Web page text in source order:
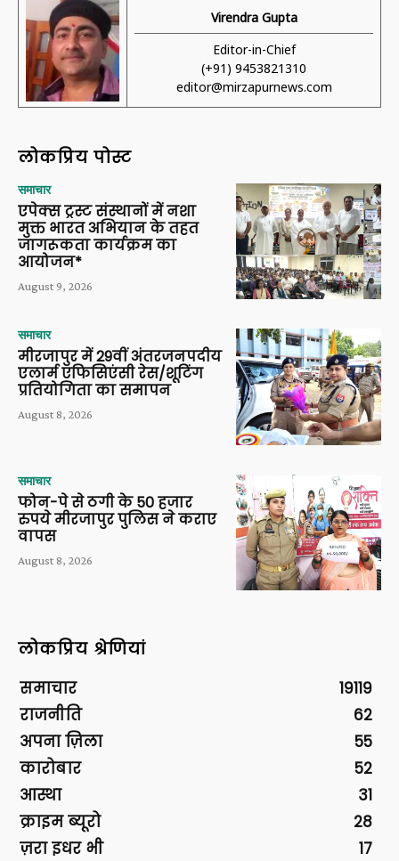
Virendra Gupta
Editor-in-Chief
(+91) 9453821310
editor@mirzapurnews.com
लोकप्रिय पोस्ट
समाचार
एपेक्स ट्रस्ट संस्थानों में नशा
मुक्त भारत अभियान के तहत
जागरूकता कार्यक्रम का
आयोजन*
August 9, 2026
समाचार
मीरजापुर में 29वीं अंतरजनपदीय
एलार्म एफिसिएंसी रेस/शूटिंग
प्रतियोगिता का समापन
August 8, 2026
समाचार
फोन-पे से ठगी के 50 हजार
रुपये मीरजापुर पुलिस ने कराए
वापस
August 8, 2026
लोकप्रिय श्रेणियां
समाचार
19119
राजनीति
62
अपना ज़िला
55
कारोबार
52
आस्था
31
क्राइम ब्यूरो
28
ज़रा इधर भी
17